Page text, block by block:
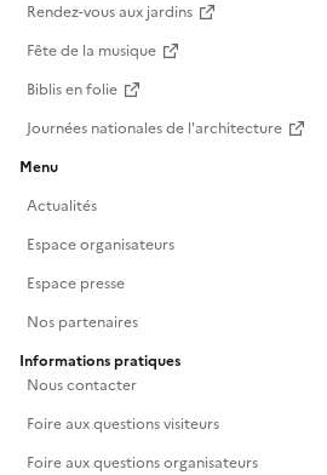
Rendez-vous aux jardins
Fête de la musique
Biblis en folie
Journées nationales de l'architecture
Menu
Actualités
Espace organisateurs
Espace presse
Nos partenaires
Informations pratiques
Nous contacter
Foire aux questions visiteurs
Foire aux questions organisateurs